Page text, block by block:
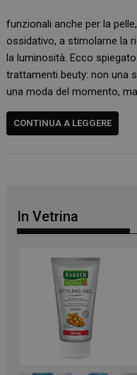
funzionali anche per la
ossidativo, a stimolarne la
la luminosità. Ecco
trattamenti beuty: non una
una moda del momento,
CONTINUA A LEGGERE
In Vetrina